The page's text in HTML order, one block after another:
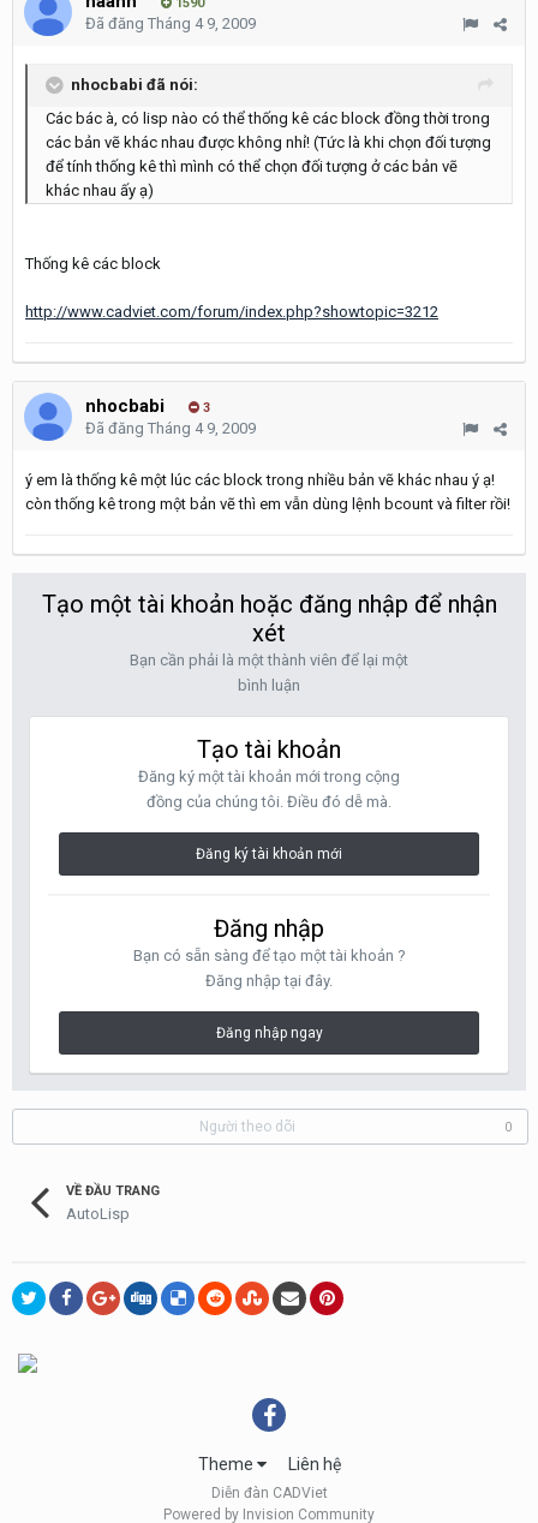
Đã đăng Tháng 4 9, 2009
nhocbabi đã nói:
Các bác à, có lisp nào có thể thống kê các block đồng thời trong
các bản vẽ khác nhau được không nhỉ! (Tức là khi chọn đối tượng
để tính thống kê thì mình có thể chọn đối tượng ở các bản vẽ
khác nhau ấy ạ)
Thống kê các block
http://www.cadviet.com/forum/index.php?showtopic=3212
nhocbabi 3
Đã đăng Tháng 4 9, 2009
ý em là thống kê một lúc các block trong nhiều bản vẽ khác nhau ý ạ!
còn thống kê trong một bản vẽ thì em vẫn dùng lệnh bcount và filter rồi!
Tạo một tài khoản hoặc đăng nhập để nhận
xét
Bạn cần phải là một thành viên để lại một
bình luận
Tạo tài khoản
Đăng ký một tài khoản mới trong cộng
đồng của chúng tôi. Điều đó dễ mà.
Đăng ký tài khoản mới
Đăng nhập
Bạn có sẵn sàng để tạo một tài khoản ?
Đăng nhập tại đây.
Đăng nhập ngay
Người theo dõi 0
VỀ ĐẦU TRANG
AutoLisp
Theme Liên hệ
Diễn đàn CADViet
Powered by Invision Community